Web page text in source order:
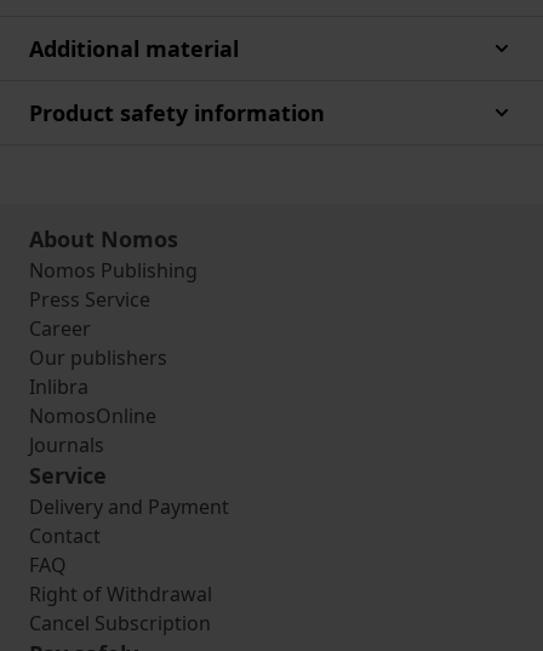
Additional material
Product safety information
About Nomos
Nomos Publishing
Press Service
Career
Our publishers
Inlibra
NomosOnline
Journals
Service
Delivery and Payment
Contact
FAQ
Right of Withdrawal
Cancel Subscription